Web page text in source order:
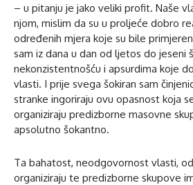
– u pitanju je jako veliki profit. Naše
njom, mislim da su u proljeće dobro
određenih mjera koje su bile
sam iz dana u dan od ljetos do jeseni
nekonzistentnošću i apsurdima koje
vlasti. I prije svega šokiran sam
stranke ingoriraju ovu opasnost koja
organiziraju predizborne masovne
apsolutno šokantno.
Ta bahatost, neodgovornost vlasti,
organiziraju te predizborne skupove